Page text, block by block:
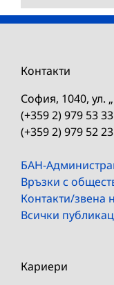
Контакти
София, 1040, ул.
(+359 2) 979 53 33
(+359 2) 979 52 23
БАН-
Връзки с
Контакти/звена
Всички
Кариери